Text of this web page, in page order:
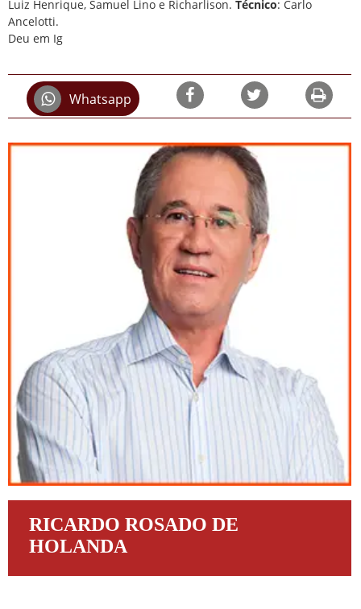
Luiz Henrique, Samuel Lino e Richarlison. Técnico: Carlo
Ancelotti.
Deu em Ig
Whatsapp
RICARDO ROSADO DE
HOLANDA